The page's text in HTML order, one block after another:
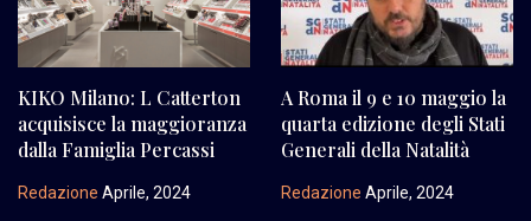
KIKO Milano: L Catterton
acquisisce la maggioranza
dalla Famiglia Percassi
Redazione Aprile, 2024
A Roma il 9 e 10 maggio la
quarta edizione degli Stati
Generali della Natalità
Redazione Aprile, 2024